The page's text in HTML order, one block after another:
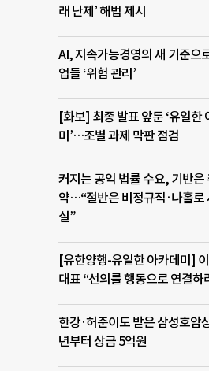
래 난제’ 해법 제시
AI, 지속가능경영의 새 기준으
업들 ‘위험 관리’
[화보] 최종 발표 앞둔 ‘유일한
미’…조별 과제 막판 점검
커지는 공익 법률 수요, 기반은
약…“절반은 비정규직·나홀로
실”
[유한양행-유일한 아카데미]
대표 “선의를 행동으로 연결하
한강·허준이도 받은 삼성호암
년부터 상금 5억원